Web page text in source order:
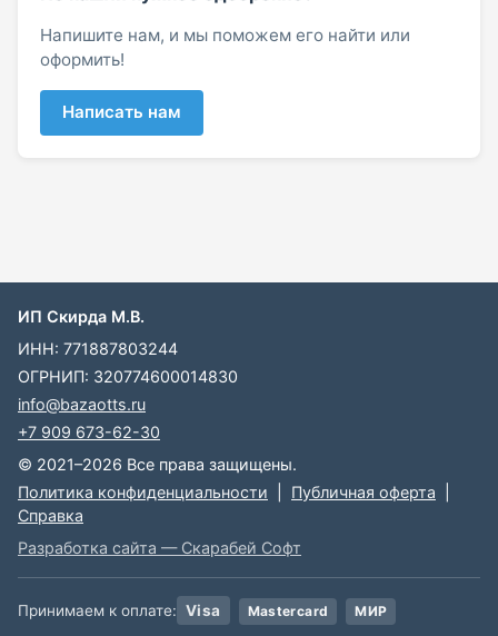
Напишите нам, и мы поможем его найти или
оформить!
Написать нам
ИП Скирда М.В.
ИНН: 771887803244
ОГРНИП: 320774600014830
info@bazaotts.ru
+7 909 673-62-30
© 2021–2026 Все права защищены.
Политика конфиденциальности
Публичная оферта
Справка
Разработка сайта — Скарабей Софт
Принимаем к оплате: Visa Mastercard МИР